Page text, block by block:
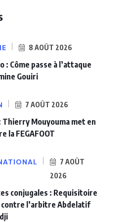
8 AOÛT 2026
: Côme passe à l’attaque
Gouiri
7 AOÛT 2026
Thierry Mouyouma met en
la FEGAFOOT
7 AOÛT
2026
conjugales : Requisitoire
l’arbitre Abdelatif